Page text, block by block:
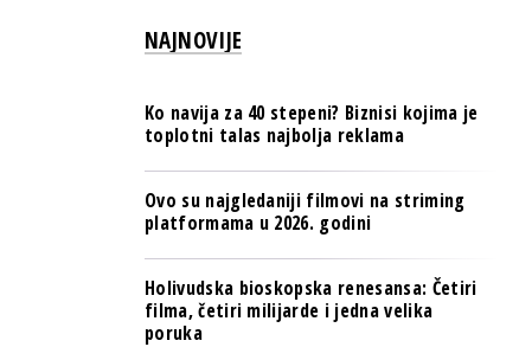
BANKE
OSIGURANJE
TECH I AI
BIZNIS & SPORT
PULS REGIONA
OSIGURANJE
TECH I AI
NOVO NA RAFU
NAJNOVIJE
Ko navija za 40 stepeni? Biznisi kojima je
toplotni talas najbolja reklama
Ovo su najgledaniji filmovi na striming
platformama u 2026. godini
Holivudska bioskopska renesansa: Četiri
filma, četiri milijarde i jedna velika
poruka